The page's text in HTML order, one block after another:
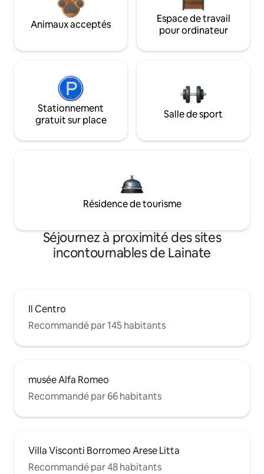
Animaux acceptés
Espace de travail
pour ordinateur
Stationnement
gratuit sur place
Salle de sport
Résidence de tourisme
Séjournez à proximité des sites
incontournables de Lainate
Il Centro
Recommandé par 145 habitants
musée Alfa Romeo
Recommandé par 66 habitants
Villa Visconti Borromeo Arese Litta
Recommandé par 48 habitants